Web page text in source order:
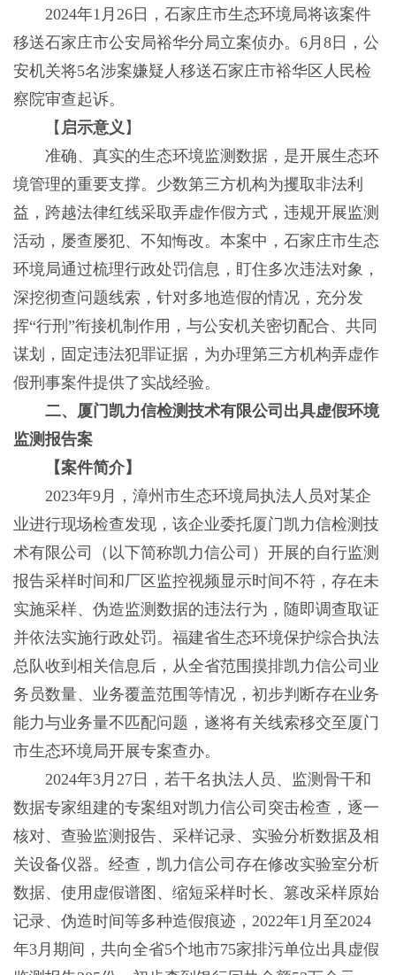
2024年1月26日，石家庄市生态环境局将该案件
移送石家庄市公安局裕华分局立案侦办。6月8日，公
安机关将5名涉案嫌疑人移送石家庄市裕华区人民检
察院审查起诉。
【 启示意义 】
准确、真实的生态环境监测数据，是开展生态环
境管理的重要支撑。少数第三方机构为攫取非法利
益，跨越法律红线采取弄虚作假方式，违规开展监测
活动，屡查屡犯、不知悔改。本案中，石家庄市生态
环境局通过梳理行政处罚信息，盯住多次违法对象，
深挖彻查问题线索，针对多地造假的情况，充分发
挥“行刑”衔接机制作用，与公安机关密切配合、共同
谋划，固定违法犯罪证据，为办理第三方机构弄虚作
假刑事案件提供了实战经验。
二、厦门凯力信检测技术有限公司出具虚假环境
监测报告案
【案件简介】
2023年9月，漳州市生态环境局执法人员对某企
业进行现场检查发现，该企业委托厦门凯力信检测技
术有限公司（以下简称凯力信公司）开展的自行监测
报告采样时间和厂区监控视频显示时间不符，存在未
实施采样、伪造监测数据的违法行为，随即调查取证
并依法实施行政处罚。福建省生态环境保护综合执法
总队收到相关信息后，从全省范围摸排凯力信公司业
务员数量、业务覆盖范围等情况，初步判断存在业务
能力与业务量不匹配问题，遂将有关线索移交至厦门
市生态环境局开展专案查办。
2024年3月27日，若干名执法人员、监测骨干和
数据专家组建的专案组对凯力信公司突击检查，逐一
核对、查验监测报告、采样记录、实验分析数据及相
关设备仪器。经查，凯力信公司存在修改实验室分析
数据、使用虚假谱图、缩短采样时长、篡改采样原始
记录、伪造时间等多种造假痕迹，2022年1月至2024
年3月期间，共向全省5个地市75家排污单位出具虚假